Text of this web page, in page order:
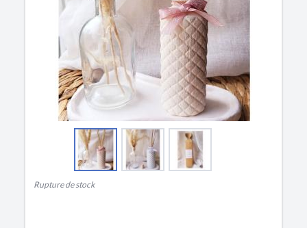
Rupture de stock